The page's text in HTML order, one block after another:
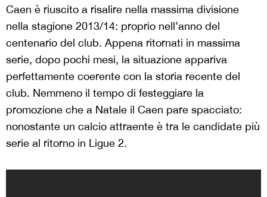
Caen è riuscito a risalire nella massima divisione
nella stagione 2013/14: proprio nell’anno del
centenario del club. Appena ritornati in massima
serie, dopo pochi mesi, la situazione appariva
perfettamente coerente con la storia recente del
club. Nemmeno il tempo di festeggiare la
promozione che a Natale il Caen pare spacciato:
nonostante un calcio attraente è tra le candidate più
serie al ritorno in Ligue 2.